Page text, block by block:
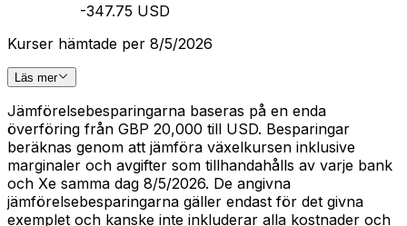
-347.75 USD
Kurser hämtade per 8/5/2026
Läs mer
Jämförelsebesparingarna baseras på en enda
överföring från GBP 20,000 till USD. Besparingar
beräknas genom att jämföra växelkursen inklusive
marginaler och avgifter som tillhandahålls av varje bank
och Xe samma dag 8/5/2026. De angivna
jämförelsebesparingarna gäller endast för det givna
exemplet och kanske inte inkluderar alla kostnader och